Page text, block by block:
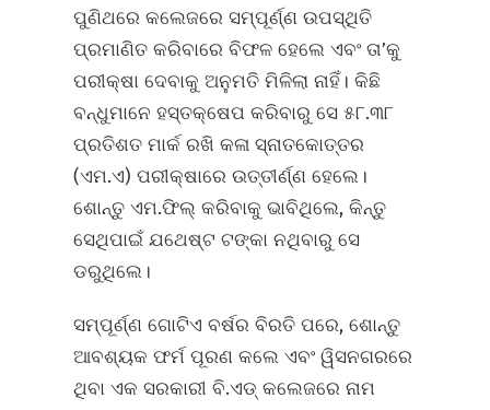
ପୁଣିଥରେ କଲେଜରେ ସମ୍ପୂର୍ଣ୍ଣ ଉପସ୍ଥିତି
ପ୍ରମାଣିତ କରିବାରେ ବିଫଳ ହେଲେ ଏବଂ ତା’କୁ
ପରୀକ୍ଷା ଦେବାକୁ ଅନୁମତି ମିଳିଲା ନାହିଁ। କିଛି
ବନ୍ଧୁମାନେ ହସ୍ତକ୍ଷେପ କରିବାରୁ ସେ ୫୮.୩୮
ପ୍ରତିଶତ ମାର୍କ ରଖି କଳା ସ୍ନାତକୋତ୍ତର
(ଏମ.ଏ) ପରୀକ୍ଷାରେ ଉତ୍ତୀର୍ଣ୍ଣ ହେଲେ।
ଶୋନ୍ତୁ ଏମ.ଫିଲ୍‌ କରିବାକୁ ଭାବିଥିଲେ, କିନ୍ତୁ
ସେଥିପାଇଁ ଯଥେଷ୍ଟ ଟଙ୍କା ନଥିବାରୁ ସେ
ଡରୁଥିଲେ।
ସମ୍ପୂର୍ଣ୍ଣ ଗୋଟିଏ ବର୍ଷର ବିରତି ପରେ, ଶୋନ୍ତୁ
ଆବଶ୍ୟକ ଫର୍ମ ପୂରଣ କଲେ ଏବଂ ୱିସନଗରରେ
ଥିବା ଏକ ସରକାରୀ ବି.ଏଡ୍‌ କଲେଜରେ ନାମ